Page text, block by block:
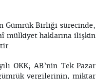
Gümrük Birliği sürecinde,
mülkiyet haklarına ilişkin
OKK; AB’nin Tek Pazar
vergilerinin, miktar